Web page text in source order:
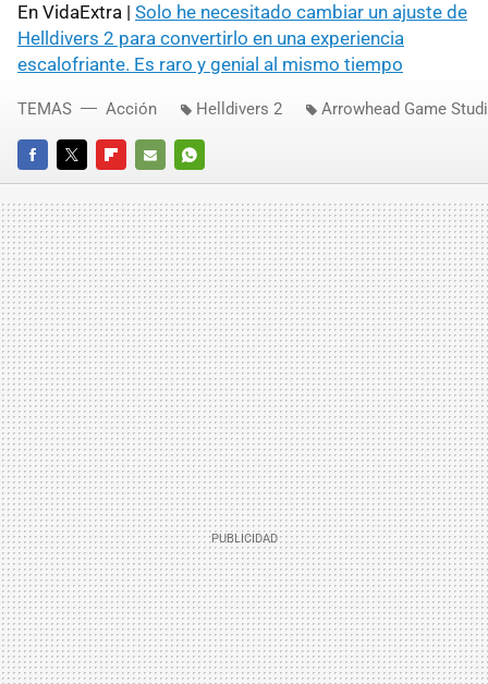
En VidaExtra | Solo he necesitado cambiar un ajuste de
Helldivers 2 para convertirlo en una experiencia
escalofriante. Es raro y genial al mismo tiempo
FACEBOOKTWITTERFLIPBOARD
E-
MAIL
WHATSAPP
TEMAS Acción Helldivers 2 Arrowhead Game